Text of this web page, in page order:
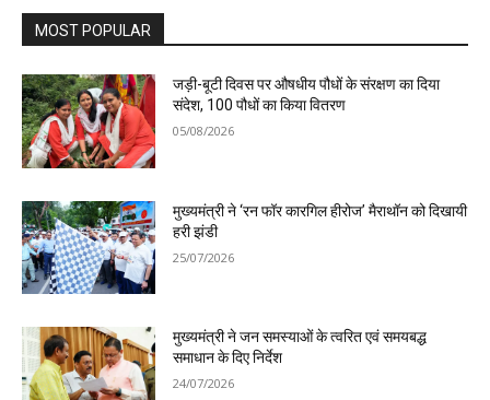
MOST POPULAR
जड़ी-बूटी दिवस पर औषधीय पौधों के संरक्षण का दिया
संदेश, 100 पौधों का किया वितरण
05/08/2026
मुख्यमंत्री ने ‘रन फॉर कारगिल हीरोज’ मैराथॉन को दिखायी
हरी झंडी
25/07/2026
मुख्यमंत्री ने जन समस्याओं के त्वरित एवं समयबद्ध
समाधान के दिए निर्देश
24/07/2026